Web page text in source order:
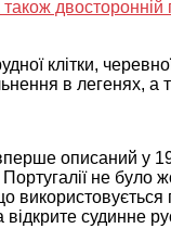
клітки,
в легенях, а
описаний у
не було
судинне